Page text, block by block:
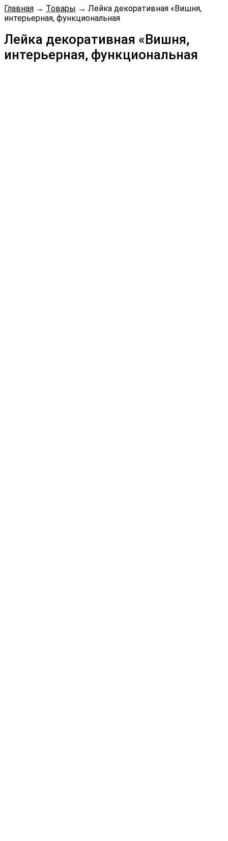
Главная → Товары → Лейка декоративная «Вишня,
интерьерная, функциональная
Лейка декоративная «Вишня,
интерьерная, функциональная